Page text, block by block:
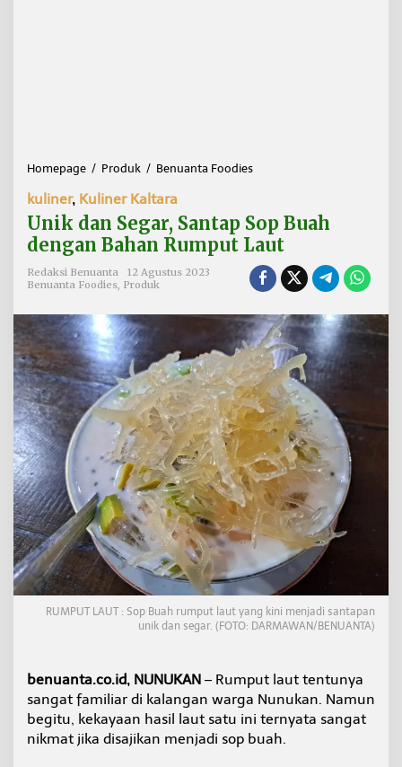
Homepage / Produk / Benuanta Foodies
k
d
a
n
g
a
r
S
a
n
t
p
S
o
p
B
u
h
n
B
a
h
a
kuliner, Kuliner Kaltara
Unik dan Segar, Santap Sop Buah
dengan Bahan Rumput Laut
Redaksi Benuanta
12 Agustus 2023
Benuanta Foodies Produk
RUMPUT LAUT : Sop Buah rumput laut yang kini menjadi santapan
unik dan segar. (FOTO: DARMAWAN/BENUANTA)
benuanta.co.id, NUNUKAN – Rumput laut tentunya
sangat familiar di kalangan warga Nunukan. Namun
begitu, kekayaan hasil laut satu ini ternyata sangat
nikmat jika disajikan menjadi sop buah.